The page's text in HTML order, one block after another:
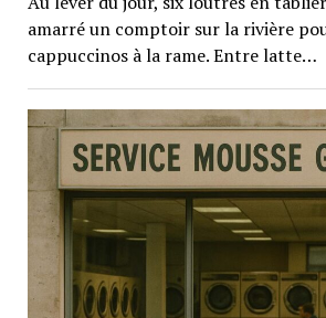
amarré un comptoir sur la rivière
cappuccinos à la rame. Entre latte…